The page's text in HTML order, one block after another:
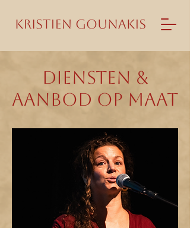
Diensten &
Aanbod op maat